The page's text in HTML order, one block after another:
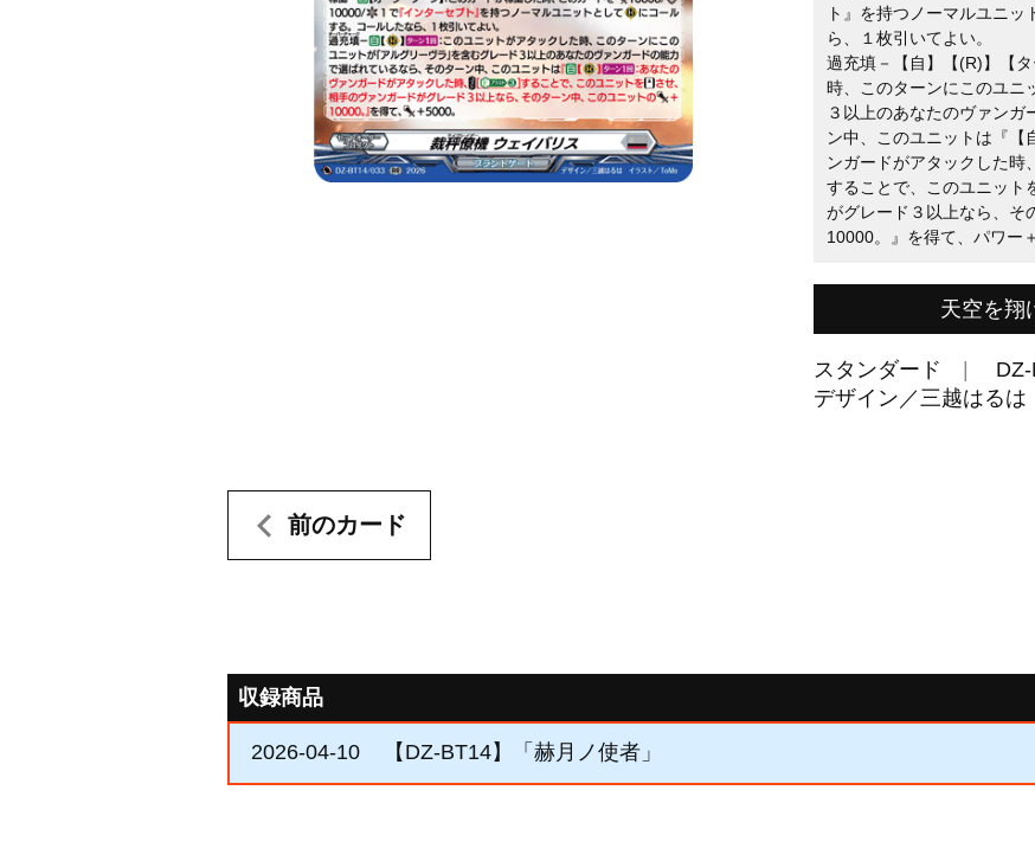
ト』を持つノーマルユニ
ら、１枚引いてよい。
過充填－【自】【(R)】【
時、このターンにこのユニ
３以上のあなたのヴァンガ
ン中、このユニットは『【
ンガードがアタックした時
することで、このユニット
がグレード３以上なら、そ
10000。』を得て、パワー
天空を翔
スタンダード
デザイン／三越はる
前のカード
収録商品
2026-04-10 【DZ-BT14】「赫月ノ使者」